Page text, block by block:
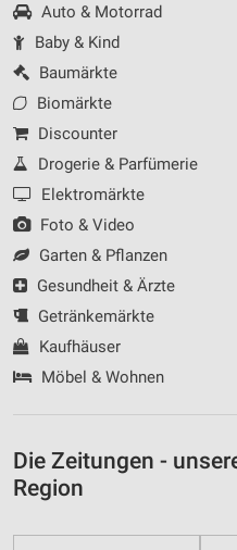
Auto & Motorrad
Baby & Kind
Baumärkte
Biomärkte
Discounter
Drogerie & Parfümerie
Elektromärkte
Foto & Video
Garten & Pflanzen
Gesundheit & Ärzte
Getränkemärkte
Kaufhäuser
Möbel & Wohnen
Die Zeitungen -
Region